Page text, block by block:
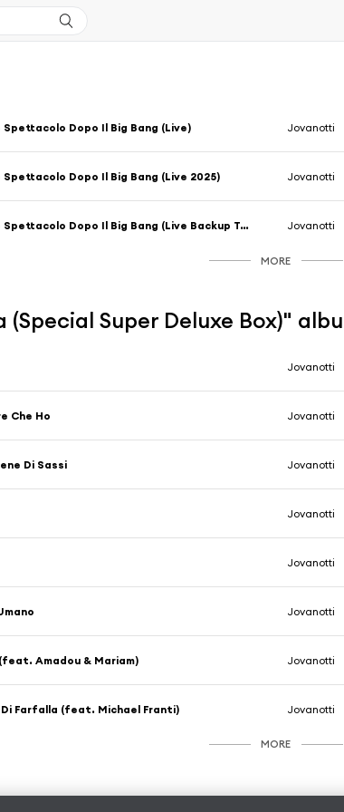
Spettacolo Dopo Il Big Bang (Live) Jovanotti
Spettacolo Dopo Il Big Bang (Live 2025) Jovanotti
Il Più Grande Spettacolo Dopo Il Big Bang (Live Backup Tour 2013) Jovanotti
MORE
Super Deluxe Box)"
Jovanotti
Che Ho Jovanotti
Di Sassi Jovanotti
Jovanotti
Jovanotti
Jovanotti
Amadou & Mariam) Jovanotti
Farfalla (feat. Michael Franti) Jovanotti
MORE